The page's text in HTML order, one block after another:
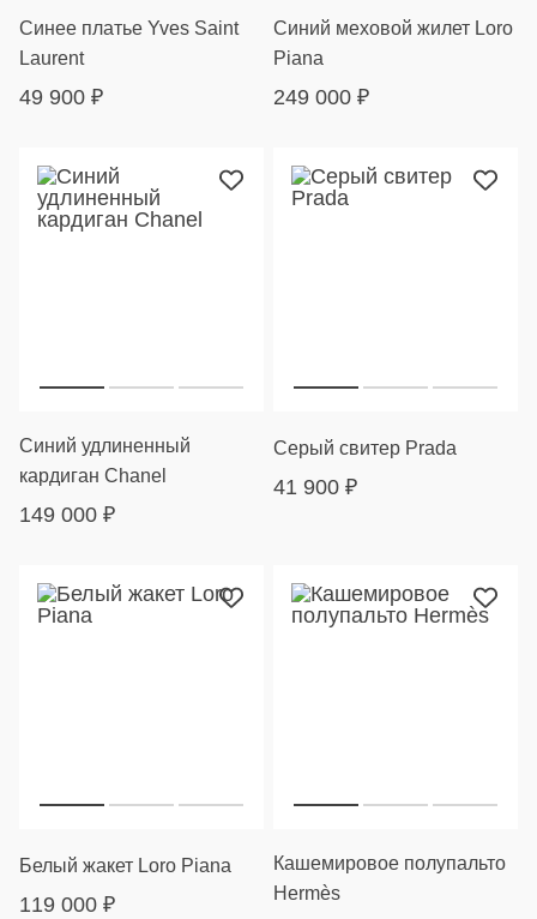
Синее платье Yves Saint
Laurent
49 900 ₽
Синий меховой жилет Loro
Piana
249 000 ₽
Синий удлиненный
кардиган Chanel
149 000 ₽
Серый свитер Prada
41 900 ₽
Белый жакет Loro Piana
119 000 ₽
Кашемировое полупальто
Hermès